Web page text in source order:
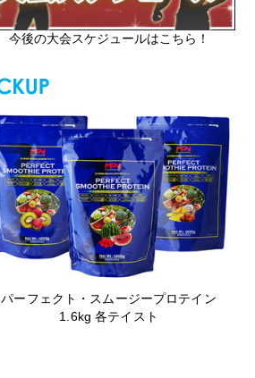
今後の大会スケジュールはこちら！
パーフェクト・スムージープロテイン
1.6kg 各テイスト